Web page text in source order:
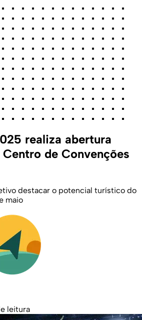
realiza abertura
de Convenções
destacar o potencial turístico do
maio
leitura